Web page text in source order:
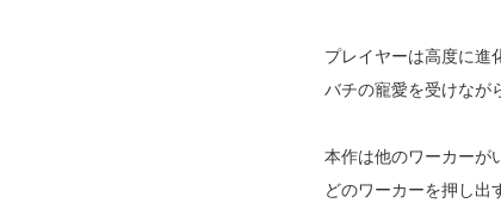
プレイヤーは高度に進
バチの寵愛を受けなが
本作は他のワーカーが
どのワーカーを押し出